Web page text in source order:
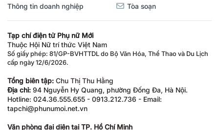
Thông tin doanh nghiệp Tòa soạn
Tạp chí điện tử Phụ nữ Mới
Thuộc Hội Nữ trí thức Việt Nam
Số giấy phép: 81/GP-BVHTTDL do Bộ Văn Hóa, Thể Thao và Du Lịch
cấp ngày 12/6/2026.
Tổng biên tập: Chu Thị Thu Hằng
Địa chỉ: 94 Nguyễn Hy Quang, phường Đống Đa, Hà Nội.
Hotline: 024.36.555.655 - 0913.212.736 - Email:
tapchi@phunumoi.net.vn
Văn phòng đại diện tại TP. Hồ Chí Minh